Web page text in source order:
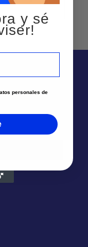
y sé
personales de